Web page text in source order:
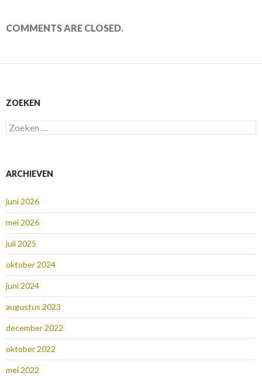
COMMENTS ARE CLOSED.
ZOEKEN
Zoeken
naar:
ARCHIEVEN
juni 2026
mei 2026
juli 2025
oktober 2024
juni 2024
augustus 2023
december 2022
oktober 2022
mei 2022